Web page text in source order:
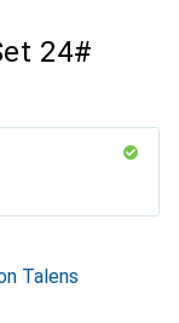
24#
Talens